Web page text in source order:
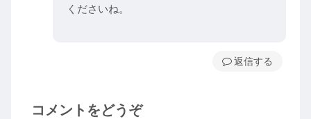
くださいね。
返信
コメントをどうぞ